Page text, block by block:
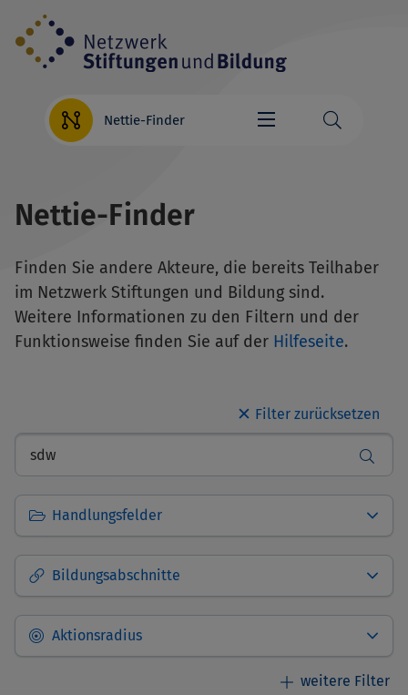
Direkt
zum
Inhalt
Nettie-Finder
Nettie-Finder
Finden Sie andere Akteure, die bereits Teilhaber
im Netzwerk Stiftungen und Bildung sind.
Weitere Informationen zu den Filtern und der
Funktionsweise finden Sie auf der Hilfeseite.
✕
Handlungsfelder
Bildungsabschnitte
Aktionsradius